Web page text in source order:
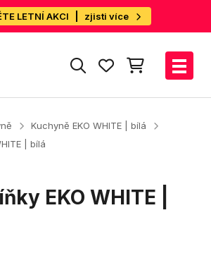
LETNÍ AKCI zjisti více
Kuchyně EKO WHITE | bílá
| bílá
EKO WHITE |